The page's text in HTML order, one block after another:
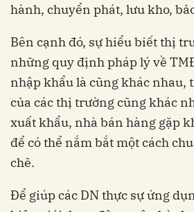
hành, chuyển phát, lưu kho,
Bên cạnh đó, sự hiểu biết thị
những quy định pháp lý về
nhập khẩu là cũng khác nhau,
của các thị trường cũng khác
xuất khẩu, nhà bán hàng gặp
để có thể nắm bắt một cách
chẽ.
Để giúp các DN thực sự ứng